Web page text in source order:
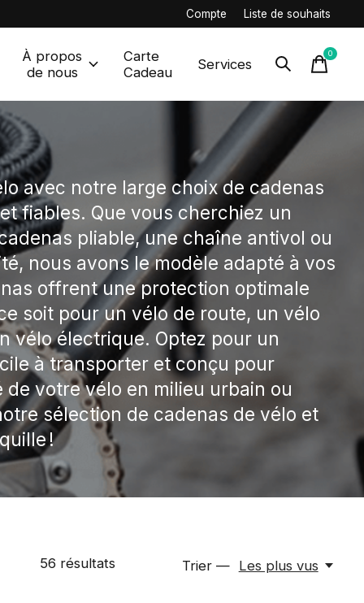
Compte Liste de souhaits
À propos
de nous
Carte
Cadeau
Services
0items
avec notre large choix de cadenas
fiables. Que vous cherchiez un
pliable, une chaîne antivol ou
nous avons le modèle adapté à vos
offrent une protection optimale
soit pour un vélo de route, un vélo
vélo électrique. Optez pour un
à transporter et conçu pour
votre vélo en milieu urbain ou
sélection de cadenas de vélo et
!
56 résultats Trier — Les plus vus